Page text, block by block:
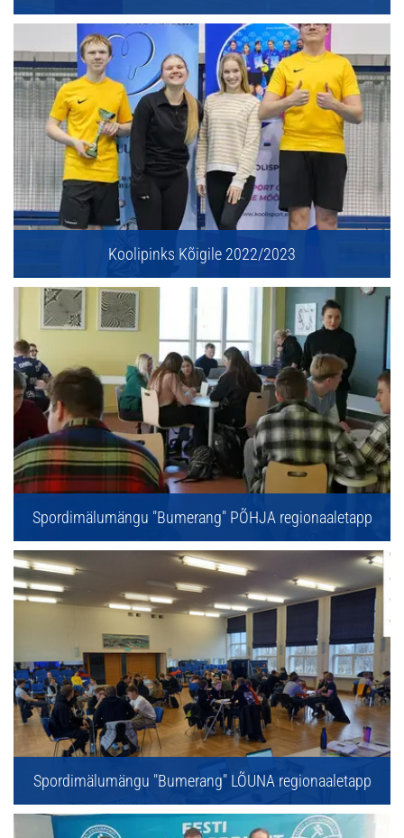
Koolipinks Kõigile 2022/2023
Spordimälumängu "Bumerang" PÕHJA regionaaletapp
Spordimälumängu "Bumerang" LÕUNA regionaaletapp